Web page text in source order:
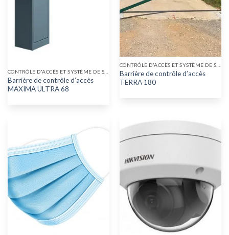
Barrière de contrôle d’accès
MAXIMA ULTRA 68
Barrière de contrôle d’accès
TERRA 180